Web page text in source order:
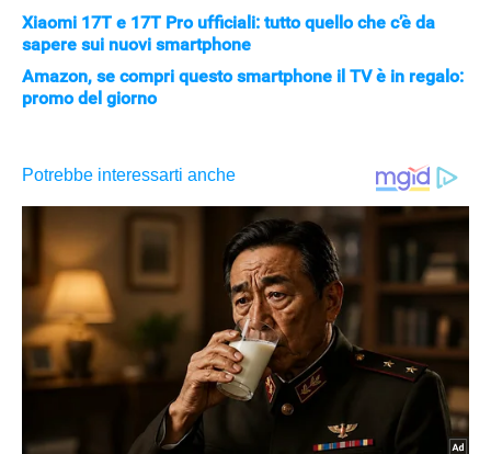
Xiaomi 17T e 17T Pro ufficiali: tutto quello che c’è da
sapere sui nuovi smartphone
Amazon, se compri questo smartphone il TV è in regalo:
promo del giorno